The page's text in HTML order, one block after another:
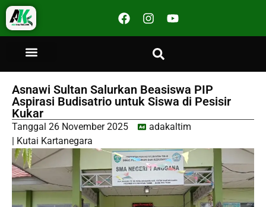
Asnawi Sultan Salurkan Beasiswa PIP
Aspirasi Budisatrio untuk Siswa di Pesisir
Kukar
Tanggal 26 November 2025
adakaltim
Kutai Kartanegara